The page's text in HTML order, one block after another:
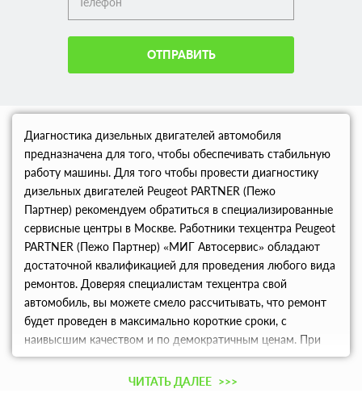
ОТПРАВИТЬ
Диагностика дизельных двигателей автомобиля
предназначена для того, чтобы обеспечивать стабильную
работу машины. Для того чтобы провести диагностику
дизельных двигателей Peugeot PARTNER (Пежо
Партнер) рекомендуем обратиться в специализированные
сервисные центры в Москве. Работники техцентра Peugeot
PARTNER (Пежо Партнер) «МИГ Автосервис» обладают
достаточной квалификацией для проведения любого вида
ремонтов. Доверяя специалистам техцентра свой
автомобиль, вы можете смело рассчитывать, что ремонт
будет проведен в максимально короткие сроки, с
наивысшим качеством и по демократичным ценам. При
возникновении каких-либо вопросов вы получите
ЧИТАТЬ ДАЛЕЕ >>>